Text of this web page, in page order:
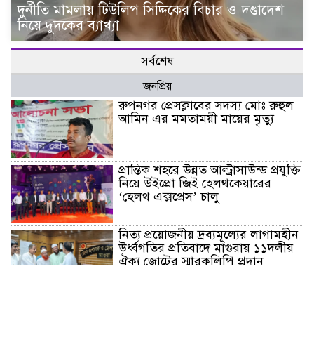
দুর্নীতি মামলায় টিউলিপ সিদ্দিকের বিচার ও দণ্ডাদেশ
নিয়ে দুদকের ব্যাখ্যা
সর্বশেষ
জনপ্রিয়
রুপনগর প্রেসক্লাবের সদস্য মোঃ রুহুল
আমিন এর মমতাময়ী মায়ের মৃত্যু
প্রান্তিক শহরে উন্নত আল্ট্রাসাউন্ড প্রযুক্তি
নিয়ে উইপ্রো জিই হেলথকেয়ারের
‘হেলথ এক্সপ্রেস’ চালু
নিত্য প্রয়োজনীয় দ্রব্যমূল্যের লাগামহীন
উর্ধ্বগতির প্রতিবাদে মাগুরায় ১১দলীয়
ঐক্য জোটের স্মারকলিপি প্রদান